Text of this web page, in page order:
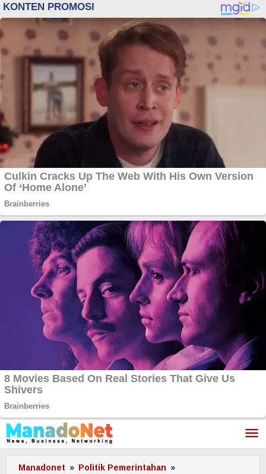
Lewati
ke
konten
Manadonet » Politik Pemerintahan »